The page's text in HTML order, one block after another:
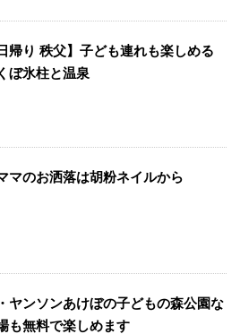
帰り 秩父】子ども連れも楽しめる
ぼ氷柱と温泉
マのお洒落は胡粉ネイルから
ヤンソンあけぼの子どもの森公園な
も無料で楽しめます